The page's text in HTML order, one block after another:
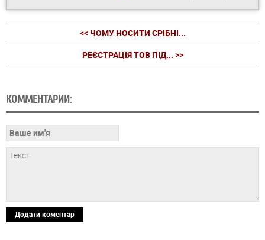
<< ЧОМУ НОСИТИ СРІБНІ...
РЕЄСТРАЦІЯ ТОВ ПІД... >>
КОММЕНТАРИИ:
Додати коментар